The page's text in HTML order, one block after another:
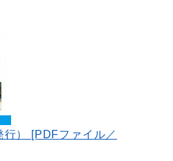
） [PDFファイル／